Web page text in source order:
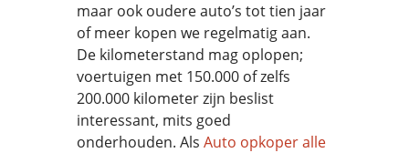
maar ook oudere auto’s tot tien jaar
of meer kopen we regelmatig aan.
De kilometerstand mag oplopen;
voertuigen met 150.000 of zelfs
200.000 kilometer zijn beslist
interessant, mits goed
onderhouden. Als Auto opkoper alle